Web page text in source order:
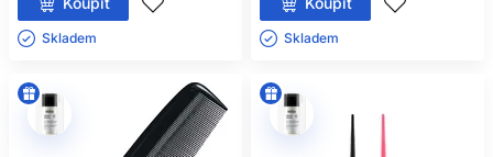
Skladem ㅤ Skladem ㅤ